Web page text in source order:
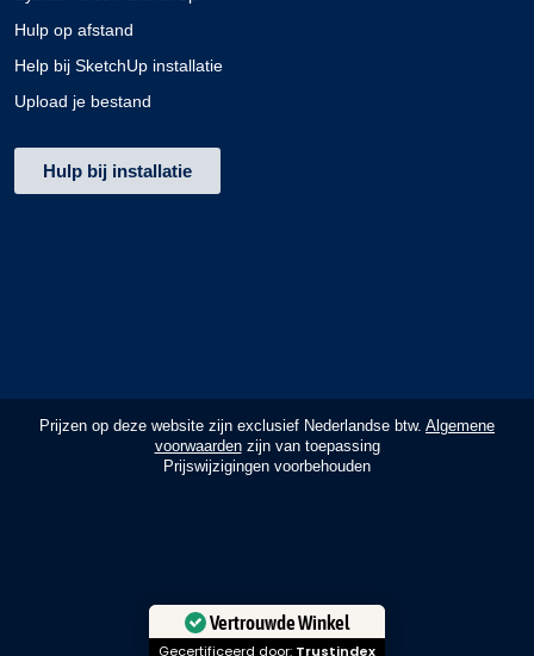
Hulp op afstand
Help bij SketchUp installatie
Upload je bestand
Hulp bij installatie
Copyright ©2026 SketchExpert
Website doorMake it Matter
Prijzen op deze website zijn exclusief Nederlandse btw. Algemene
voorwaardenzijn van toepassing
Prijswijzigingen voorbehouden
Vertrouwde Winkel